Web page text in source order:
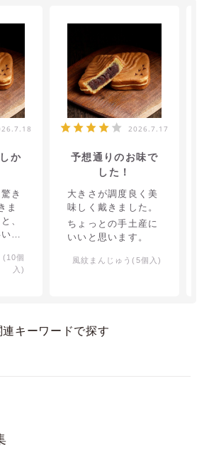
か
き
ま
、
よ
だき
(10個
入)
2026.7.17
予想通りのお味で
した！
大きさが調度良く美
味しく戴きました。
ちょっとの手土産に
いいと思います。
風紋まんじゅう(5個入)
連キーワードで探す